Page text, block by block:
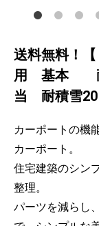
送料無料！
用 基本 耐
当 耐積雪20
カーポートの機
カーポート。
住宅建築のシン
整理。
パーツを減らし